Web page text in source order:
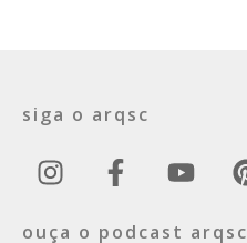
siga o arqsc
ouça o podcast arqsc